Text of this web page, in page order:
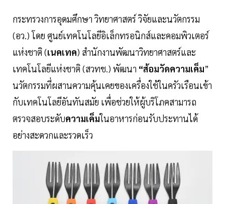
กระทรวงการอุดมศึกษา วิทยาศาสตร์ วิจัยและนวัตกรรม
(อว.) โดย ศูนย์เทคโนโลยีอิเล็กทรอนิกส์และคอมพิวเตอร์
แห่งชาติ (เนคเทค) สำนักงานพัฒนาวิทยาศาสตร์และ
เทคโนโลยีแห่งชาติ (สวทช.) พัฒนา “ส้อมวัดความเค็ม”
นวัตกรรมที่ผสานความคุ้นเคยของเครื่องใช้ในครัวเรือนเข้า
กับเทคโนโลยีอันทันสมัย เพื่อช่วยให้ผู้บริโภคสามารถ
ตรวจสอบระดับความเค็มในอาหารก่อนรับประทานได้
อย่างสะดวกและรวดเร็ว